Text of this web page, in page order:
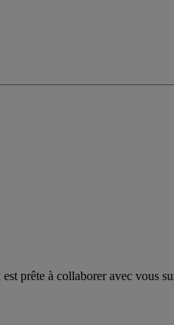
prête à collaborer avec vous